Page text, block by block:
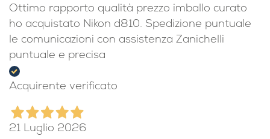
Ottimo rapporto qualità prezzo imballo curato
ho acquistato Nikon d810. Spedizione puntuale
le comunicazioni con assistenza Zanichelli
puntuale e precisa
Acquirente verificato
21 Luglio 2026